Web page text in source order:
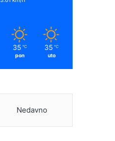
35 ℃
pon
35 ℃
uto
Nedavno